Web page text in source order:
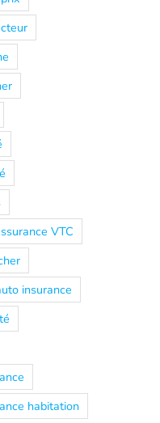
VTC
insurance
habitation